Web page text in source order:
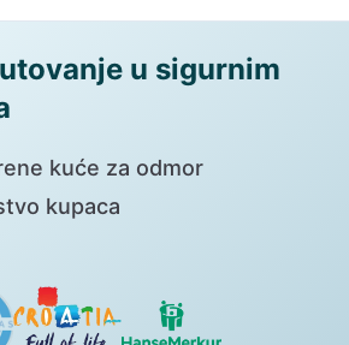
u sigurnim
kuće za odmor
kupaca